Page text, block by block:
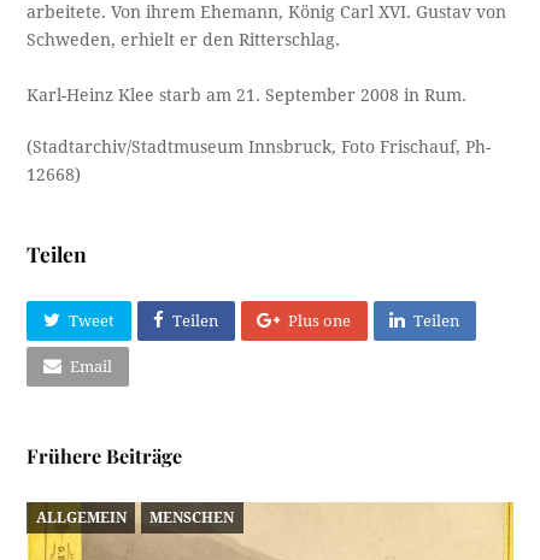
arbeitete. Von ihrem Ehemann, König Carl XVI. Gustav von
Schweden, erhielt er den Ritterschlag.
Karl-Heinz Klee starb am 21. September 2008 in Rum.
(Stadtarchiv/Stadtmuseum Innsbruck, Foto Frischauf, Ph-
12668)
Teilen
Tweet Teilen Plus one Teilen
Email
Frühere Beiträge
ALLGEMEIN MENSCHEN